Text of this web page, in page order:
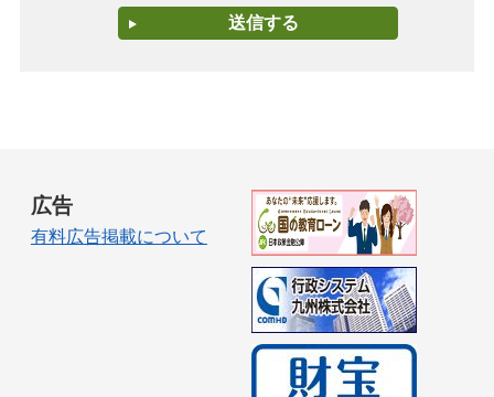
広告
有料広告掲載について